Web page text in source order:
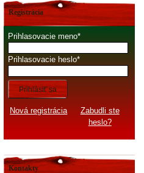
Registrácia
Prihlasovacie meno
Prihlasovacie heslo
Prihlásiť sa
Nová registrácia
Zabudli ste
heslo?
Kontakty